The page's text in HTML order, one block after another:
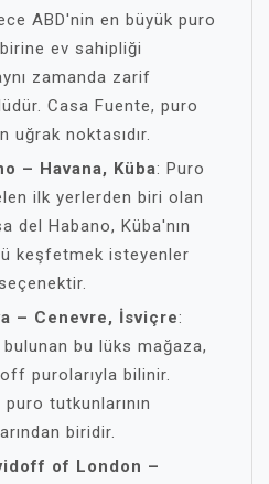
ABD'nin en büyük puro
ev sahipliği
zamanda zarif
Casa Fuente, puro
uğrak noktasıdır.
– Havana, Küba: Puro
ilk yerlerden biri olan
del Habano, Küba'nın
keşfetmek isteyenler
– Cenevre, İsviçre:
bu lüks mağaza,
purolarıyla bilinir.
tutkunlarının
biridir.
of London –